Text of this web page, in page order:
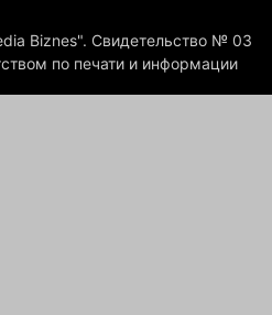
Biznes". Свидетельство № 03
по печати и информации